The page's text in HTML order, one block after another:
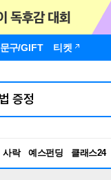
문구/GIFT 티켓
사락 예스펀딩 클래스24